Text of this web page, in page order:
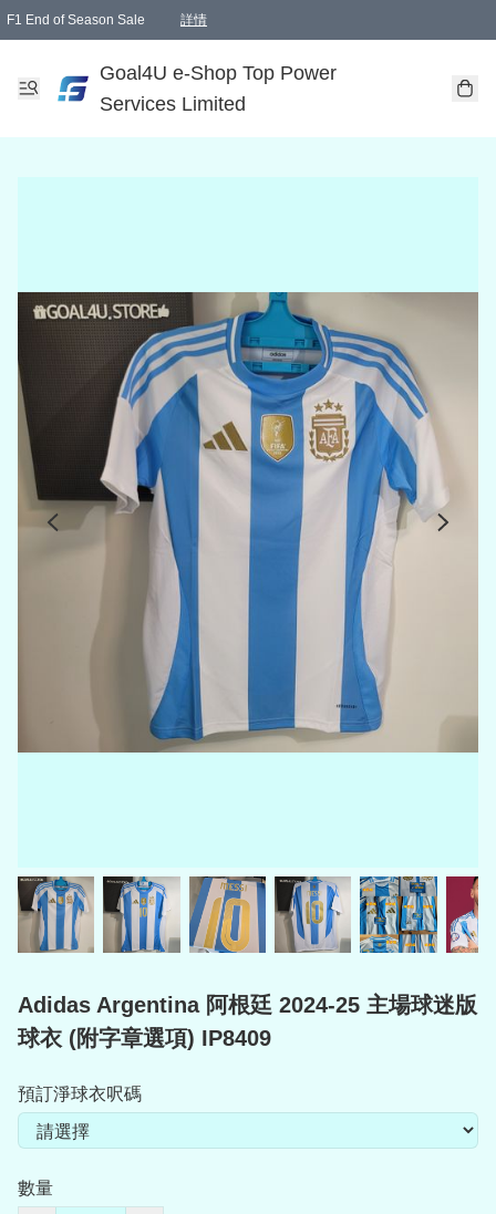
F1 End of Season Sale 詳情
Goal4U e-Shop Top Power
Services Limited
Adidas Argentina 阿根廷 2024-25 主場球迷版
球衣 (附字章選項) IP8409
預訂淨球衣呎碼
數量